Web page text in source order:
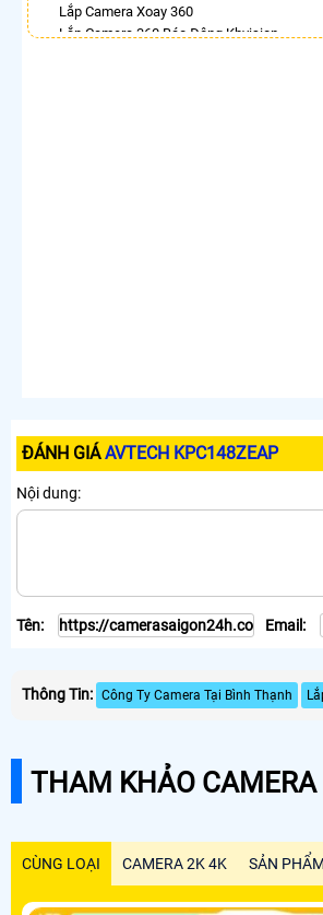
Lắp Camera Xoay 360
Lắp Camera 360 Báo Động Kbvision
ĐÁNH GIÁAVTECH KPC148ZEAP
Nội dung:
Tên: Email:
Thông Tin: Công Ty Camera Tại Bình Thạnh
THAM KHẢO CAMERA
CÙNG LOẠI CAMERA 2K 4K SẢN